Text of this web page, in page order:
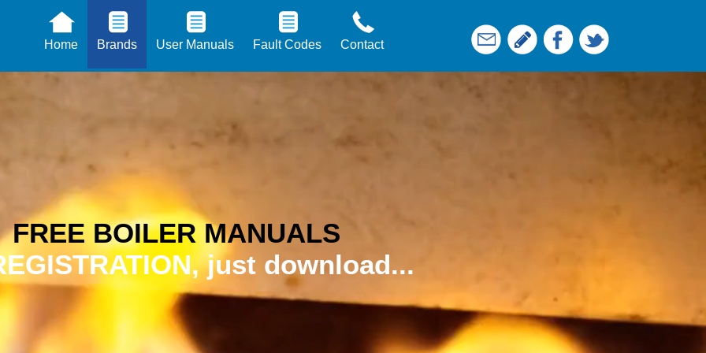
Home Brands User Manuals Fault Codes Contact
FREE BOILER MANUALS
just download...